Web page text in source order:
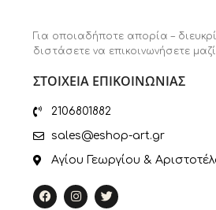
Για οποιαδήποτε απορία –
διστάσετε να επικοινωνήσετε
ΣΤΟΙΧΕΙΑ ΕΠΙΚΟΙΝΩΝΙΑΣ
2106801882
sales@eshop-art.gr
Αγίου Γεωργίου &